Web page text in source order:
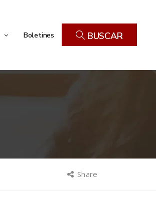
Boletines BUSCAR
Share